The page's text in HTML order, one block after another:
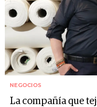
NEGOCIOS
La compañía que